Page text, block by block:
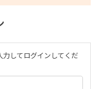
力してログインしてくだ